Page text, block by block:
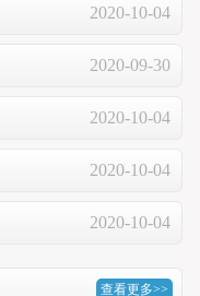
2020-10-04
2020-09-30
2020-10-04
2020-10-04
2020-10-04
查看更多>>